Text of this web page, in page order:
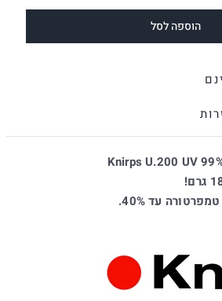
של
מטריה
UV
שחור
שחור
Knirps
הוספה לסל
עד 40%.